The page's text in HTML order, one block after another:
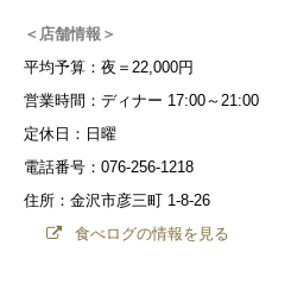
＜店舗情報＞
平均予算：夜＝22,000円
営業時間：ディナー 17:00～21:00
定休日：日曜
電話番号：076-256-1218
住所：金沢市彦三町 1-8-26
食べログの情報を見る